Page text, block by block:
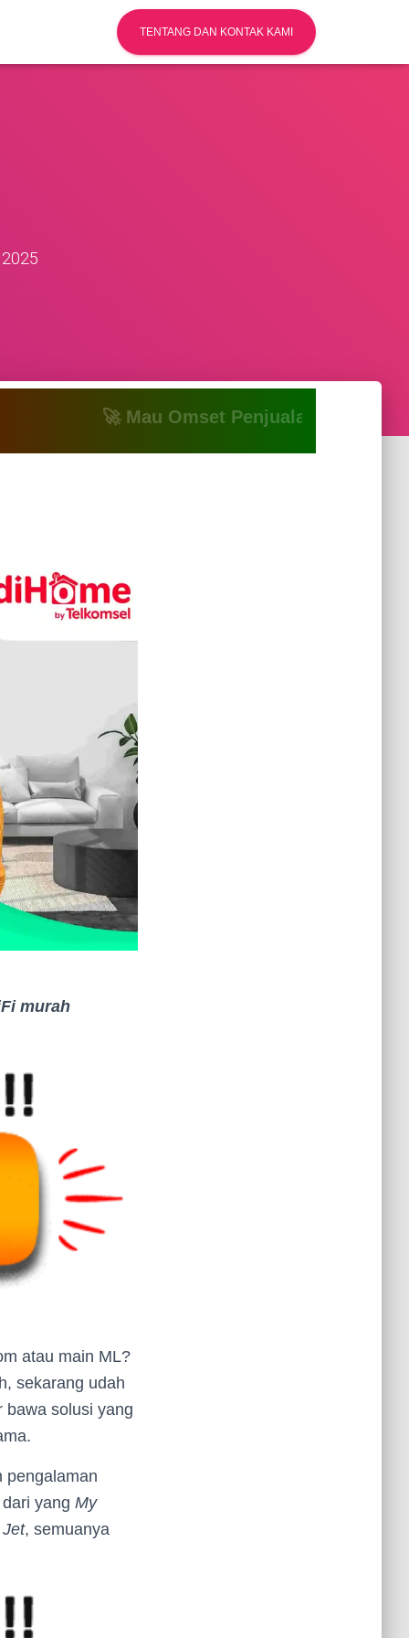
TENTANG DAN KONTAK KAMI
🚀 Mau Omset Penjualan Naik? Atau
murah
atau main ML?
sekarang udah
solusi yang
pengalaman
yang My
, semuanya